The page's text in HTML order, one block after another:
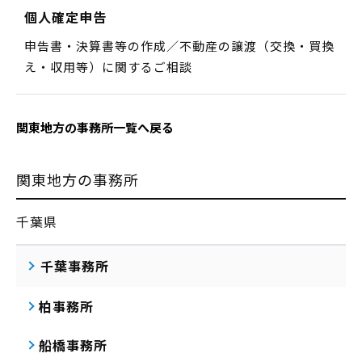
個人確定申告
申告書・決算書等の作成／不動産の譲渡（交換・買換
え・収用等）に関するご相談
関東地方の事務所一覧へ戻る
関東地方の事務所
千葉県
千葉事務所
柏事務所
船橋事務所